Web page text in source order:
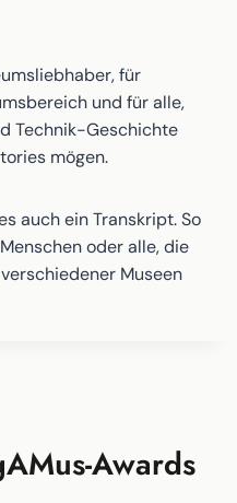
für
und für alle,
Technik-Geschichte
mögen.
auch ein Transkript. So
oder alle, die
Museen
Awards